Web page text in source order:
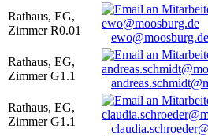
Rathaus, EG,
Zimmer R0.01
ewo@moosburg.de
Rathaus, EG,
Zimmer G1.1
Rathaus, EG,
Zimmer G1.1